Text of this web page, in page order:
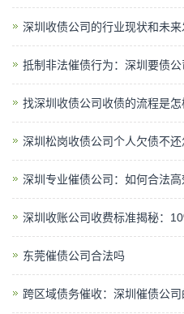
深圳收债公司的行业现状和未
抵制非法催债行为：深圳要债
找深圳收债公司收债的流程是怎
深圳松岗收债公司个人欠债不
深圳专业催债公司：如何合法高
深圳收账公司收费标准揭秘：
东莞催债公司合法吗
跨区域债务催收：深圳催债公